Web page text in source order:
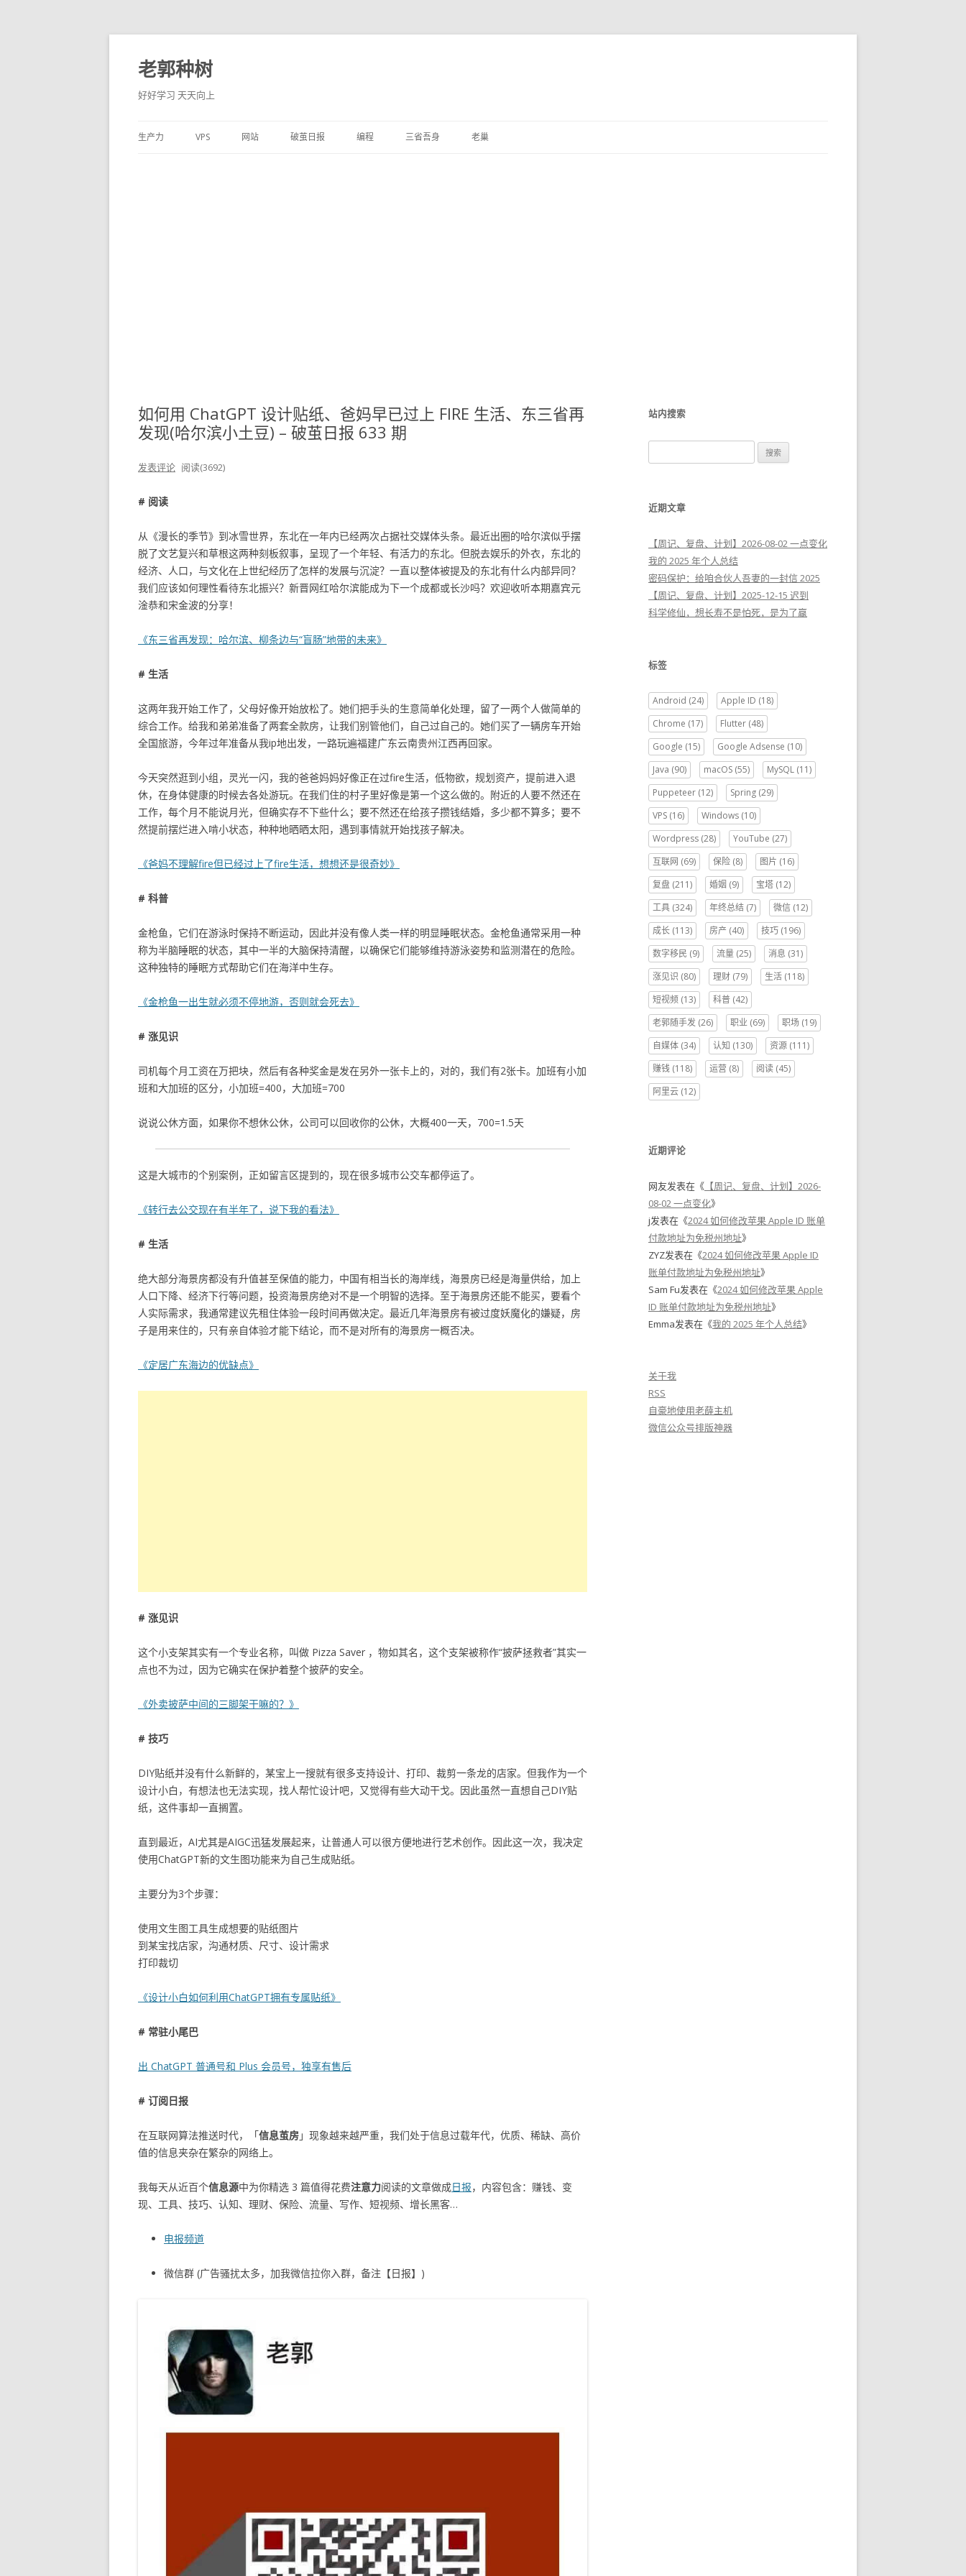
老郭种树
好好学习 天天向上
至
正
生产力 VPS 网站 破茧日报 编程 三省吾身 老巢
如何用 ChatGPT 设计贴纸、爸妈早已过上 FIRE 生活、东三省再
发现(哈尔滨小土豆) – 破茧日报 633 期
发表评论 阅读(3692)
# 阅读
从《漫长的季节》到冰雪世界，东北在一年内已经两次占据社交媒体头条。最近出圈的哈尔滨似乎摆
脱了文艺复兴和草根这两种刻板叙事，呈现了一个年轻、有活力的东北。但脱去娱乐的外衣，东北的
经济、人口，与文化在上世纪经历了怎样的发展与沉淀？一直以整体被提及的东北有什么内部异同？
我们应该如何理性看待东北振兴？新晋网红哈尔滨能成为下一个成都或长沙吗？欢迎收听本期嘉宾元
淦恭和宋金波的分享！
《东三省再发现：哈尔滨、柳条边与“盲肠”地带的未来》
# 生活
这两年我开始工作了，父母好像开始放松了。她们把手头的生意简单化处理，留了一两个人做简单的
综合工作。给我和弟弟准备了两套全款房，让我们别管他们，自己过自己的。她们买了一辆房车开始
全国旅游，今年过年准备从我ip地出发，一路玩遍福建广东云南贵州江西再回家。
今天突然逛到小组，灵光一闪，我的爸爸妈妈好像正在过fire生活，低物欲，规划资产，提前进入退
休，在身体健康的时候去各处游玩。在我们住的村子里好像是第一个这么做的。附近的人要不然还在
工作，每个月不能说月光，但确实存不下些什么；要不然还在给孩子攒钱结婚，多少都不算多；要不
然提前摆烂进入啃小状态，种种地晒晒太阳，遇到事情就开始找孩子解决。
《爸妈不理解fire但已经过上了fire生活，想想还是很奇妙》
# 科普
金枪鱼，它们在游泳时保持不断运动，因此并没有像人类一样的明显睡眠状态。金枪鱼通常采用一种
称为半脑睡眠的状态，其中一半的大脑保持清醒，以确保它们能够维持游泳姿势和监测潜在的危险。
这种独特的睡眠方式帮助它们在海洋中生存。
《金枪鱼一出生就必须不停地游，否则就会死去》
# 涨见识
司机每个月工资在万把块，然后有各种奖金是发在另外一张卡上的，对的，我们有2张卡。加班有小加
班和大加班的区分，小加班=400，大加班=700
说说公休方面，如果你不想休公休，公司可以回收你的公休，大概400一天，700=1.5天
这是大城市的个别案例，正如留言区提到的，现在很多城市公交车都停运了。
《转行去公交现在有半年了，说下我的看法》
# 生活
绝大部分海景房都没有升值甚至保值的能力，中国有相当长的海岸线，海景房已经是海量供给，加上
人口下降、经济下行等问题，投资海景房绝对不是一个明智的选择。至于海景房还能不能买，要看个
人实际需求，我通常建议先租住体验一段时间再做决定。最近几年海景房有被过度妖魔化的嫌疑，房
子是用来住的，只有亲自体验才能下结论，而不是对所有的海景房一概否决。
《定居广东海边的优缺点》
# 涨见识
这个小支架其实有一个专业名称，叫做 Pizza Saver ，物如其名，这个支架被称作“披萨拯救者”其实一
点也不为过，因为它确实在保护着整个披萨的安全。
《外卖披萨中间的三脚架干嘛的？》
# 技巧
DIY贴纸并没有什么新鲜的，某宝上一搜就有很多支持设计、打印、裁剪一条龙的店家。但我作为一个
设计小白，有想法也无法实现，找人帮忙设计吧，又觉得有些大动干戈。因此虽然一直想自己DIY贴
纸，这件事却一直搁置。
直到最近，AI尤其是AIGC迅猛发展起来，让普通人可以很方便地进行艺术创作。因此这一次，我决定
使用ChatGPT新的文生图功能来为自己生成贴纸。
主要分为3个步骤：
使用文生图工具生成想要的贴纸图片
到某宝找店家，沟通材质、尺寸、设计需求
打印裁切
《设计小白如何利用ChatGPT拥有专属贴纸》
# 常驻小尾巴
出 ChatGPT 普通号和 Plus 会员号，独享有售后
# 订阅日报
在互联网算法推送时代，「信息茧房」现象越来越严重，我们处于信息过载年代，优质、稀缺、高价
值的信息夹杂在繁杂的网络上。
我每天从近百个信息源中为你精选 3 篇值得花费注意力阅读的文章做成日报，内容包含：赚钱、变
现、工具、技巧、认知、理财、保险、流量、写作、短视频、增长黑客…
电报频道
微信群 (广告骚扰太多，加我微信拉你入群，备注【日报】)
站内搜索
索
近期文章
【周记、复盘、计划】2026-08-02 一点变化
我的 2025 年个人总结
密码保护：给咱合伙人吾妻的一封信 2025
【周记、复盘、计划】2025-12-15 迟到
科学修仙，想长寿不是怕死，是为了赢
标签
Android (24) Apple ID (18)
Chrome (17) Flutter (48)
Google (15) Google Adsense (10)
Java (90) macOS (55) MySQL (11)
Puppeteer (12) Spring (29)
VPS (16) Windows (10)
Wordpress (28) YouTube (27)
互联网 (69) 保险 (8) 图片 (16)
复盘 (211) 婚姻 (9) 宝塔 (12)
工具 (324) 年终总结 (7) 微信 (12)
成长 (113) 房产 (40) 技巧 (196)
数字移民 (9) 流量 (25) 消息 (31)
涨见识 (80) 理财 (79) 生活 (118)
短视频 (13) 科普 (42)
老郭随手发 (26) 职业 (69) 职场 (19)
自媒体 (34) 认知 (130) 资源 (111)
赚钱 (118) 运营 (8) 阅读 (45)
阿里云 (12)
近期评论
网友发表在《 【周记、复盘、计划】2026-
08-02 一点变化》
j发表在《2024 如何修改苹果 Apple ID 账单
付款地址为免税州地址》
ZYZ发表在《2024 如何修改苹果 Apple ID
账单付款地址为免税州地址》
Sam Fu发表在《2024 如何修改苹果 Apple
ID 账单付款地址为免税州地址》
Emma发表在《我的 2025 年个人总结》
关于我
RSS
自豪地使用老薛主机
微信公众号排版神器